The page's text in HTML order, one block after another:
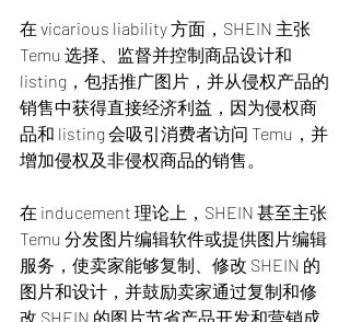
在 vicarious liability 方面，SHEIN 主张
Temu 选择、监督并控制商品设计和
listing，包括推广图片，并从侵权产品的
销售中获得直接经济利益，因为侵权商
品和 listing 会吸引消费者访问 Temu，并
增加侵权及非侵权商品的销售。
在 inducement 理论上，SHEIN 甚至主张
Temu 分发图片编辑软件或提供图片编辑
服务，使卖家能够复制、修改 SHEIN 的
图片和设计，并鼓励卖家通过复制和修
改 SHEIN 的图片节省产品开发和营销成